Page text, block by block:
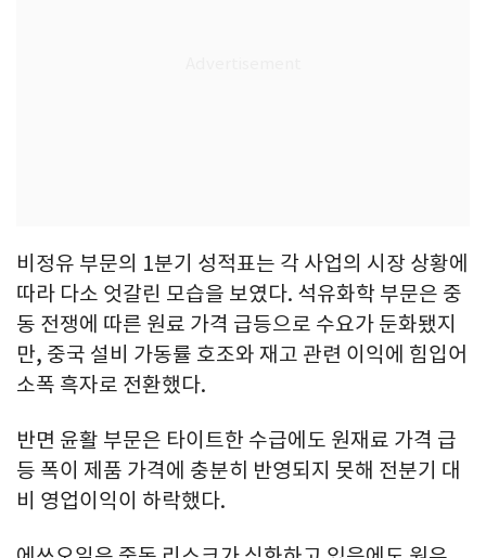
비정유 부문의 1분기 성적표는 각 사업의 시장 상황에
따라 다소 엇갈린 모습을 보였다. 석유화학 부문은 중
동 전쟁에 따른 원료 가격 급등으로 수요가 둔화됐지
만, 중국 설비 가동률 호조와 재고 관련 이익에 힘입어
소폭 흑자로 전환했다.
반면 윤활 부문은 타이트한 수급에도 원재료 가격 급
등 폭이 제품 가격에 충분히 반영되지 못해 전분기 대
비 영업이익이 하락했다.